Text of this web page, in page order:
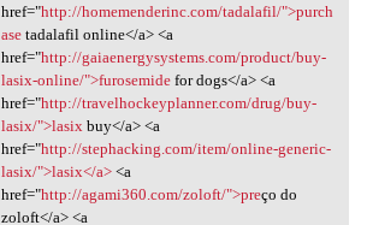
href="http://homemenderinc.com/tadalafil/">purch
asetadalafil online</a> <a
href="http://gaiaenergysystems.com/product/buy-
lasix-online/">furosemidefor dogs</a> <a
href="http://travelhockeyplanner.com/drug/buy-
lasix/">lasixbuy</a> <a
href="http://stephacking.com/item/online-generic-
lasix/">lasix</a><a
href="http://agami360.com/zoloft/">preço do
zoloft</a> <a